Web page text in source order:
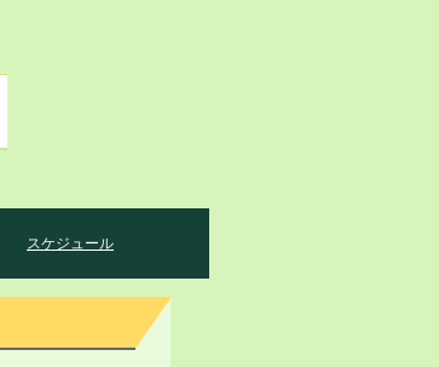
スケジュール